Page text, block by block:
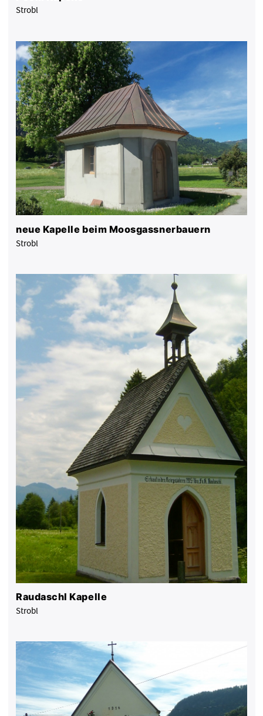
Strobl
neue Kapelle beim Moosgassnerbauern
Strobl
Raudaschl Kapelle
Strobl